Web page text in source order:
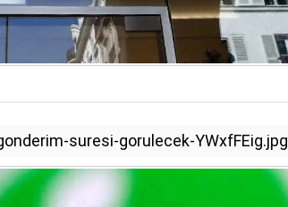
suresi-gorulecek-YWxfFEig.jpg